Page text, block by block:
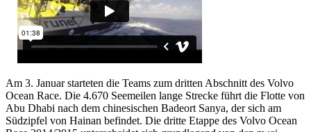
Am 3. Januar starteten die Teams zum dritten Abschnitt des Volvo
Ocean Race. Die 4.670 Seemeilen lange Strecke führt die Flotte von
Abu Dhabi nach dem chinesischen Badeort Sanya, der sich am
Südzipfel von Hainan befindet. Die dritte Etappe des Volvo Ocean